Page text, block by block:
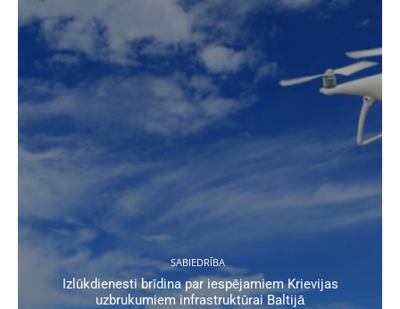
SABIEDRĪBA
Izlūkdienesti brīdina par iespējamiem Krievijas
uzbrukumiem infrastruktūrai Baltijā